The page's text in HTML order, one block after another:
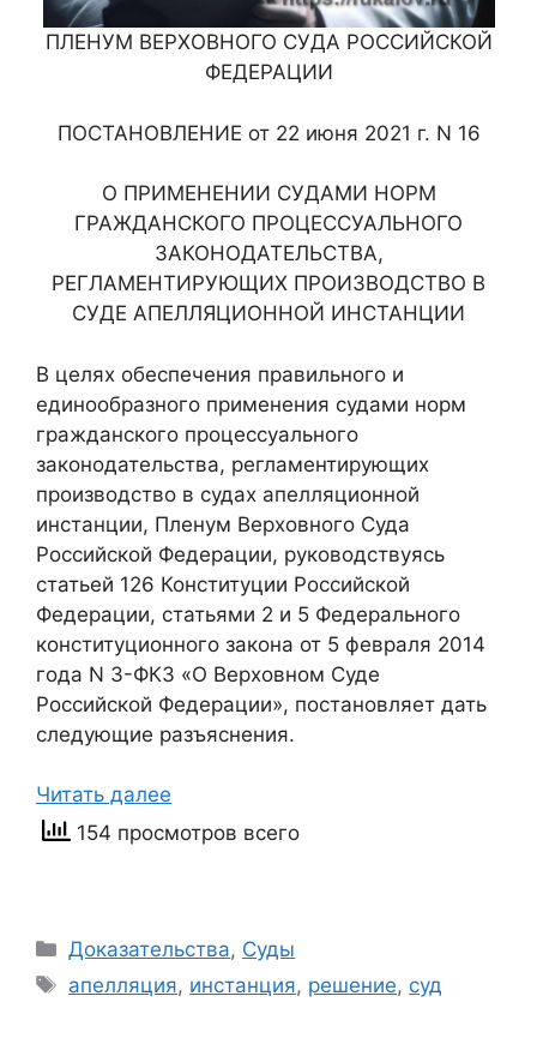
ПЛЕНУМ ВЕРХОВНОГО СУДА РОССИЙСКОЙ
ФЕДЕРАЦИИ
ПОСТАНОВЛЕНИЕ от 22 июня 2021 г. N 16
О ПРИМЕНЕНИИ СУДАМИ НОРМ
ГРАЖДАНСКОГО ПРОЦЕССУАЛЬНОГО
ЗАКОНОДАТЕЛЬСТВА,
РЕГЛАМЕНТИРУЮЩИХ ПРОИЗВОДСТВО В
СУДЕ АПЕЛЛЯЦИОННОЙ ИНСТАНЦИИ
В целях обеспечения правильного и
единообразного применения судами норм
гражданского процессуального
законодательства, регламентирующих
производство в судах апелляционной
инстанции, Пленум Верховного Суда
Российской Федерации, руководствуясь
статьей 126 Конституции Российской
Федерации, статьями 2 и 5 Федерального
конституционного закона от 5 февраля 2014
года N 3-ФКЗ «О Верховном Суде
Российской Федерации», постановляет дать
следующие разъяснения.
Читать далее
154 просмотров всего
Рубрики
Доказательства, Суды
Метки
апелляция, инстанция, решение, суд